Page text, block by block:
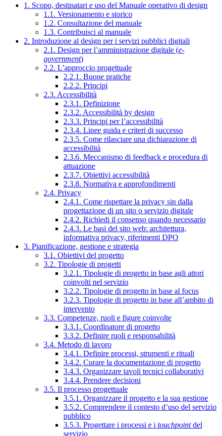
1. Scopo, destinatari e uso del Manuale operativo di design
1.1. Versionamento e storico
1.2. Consultazione del manuale
1.3. Contribuisci al manuale
2. Introduzione al design per i servizi pubblici digitali
2.1. Design per l’amministrazione digitale (e-
government)
2.2. L’approccio progettuale
2.2.1. Buone pratiche
2.2.2. Principi
2.3. Accessibilità
2.3.1. Definizione
2.3.2. Accessibilità by design
2.3.3. Principi per l’accessibilità
2.3.4. Linee guida e criteri di successo
2.3.5. Come rilasciare una dichiarazione di
accessibilità
2.3.6. Meccanismo di feedback e procedura di
attuazione
2.3.7. Obiettivi accessibilità
2.3.8. Normativa e approfondimenti
2.4. Privacy
2.4.1. Come rispettare la privacy sin dalla
progettazione di un sito o servizio digitale
2.4.2. Richiedi il consenso quando necessario
2.4.3. Le basi del sito web: architettura,
informativa privacy, riferimenti DPO
3. Pianificazione, gestione e strategia
3.1. Obiettivi del progetto
3.2. Tipologie di progetti
3.2.1. Tipologie di progetto in base agli attori
coinvolti nel servizio
3.2.2. Tipologie di progetto in base al focus
3.2.3. Tipologie di progetto in base all’ambito di
intervento
3.3. Competenze, ruoli e figure coinvolte
3.3.1. Coordinatore di progetto
3.3.2. Definire ruoli e responsabilità
3.4. Metodo di lavoro
3.4.1. Definire processi, strumenti e rituali
3.4.2. Curare la documentazione di progetto
3.4.3. Organizzare tavoli tecnici collaborativi
3.4.4. Prendere decisioni
3.5. Il processo progettuale
3.5.1. Organizzare il progetto e la sua gestione
3.5.2. Comprendere il contesto d’uso del servizio
pubblico
3.5.3. Progettare i processi e i touchpointdel
servizio